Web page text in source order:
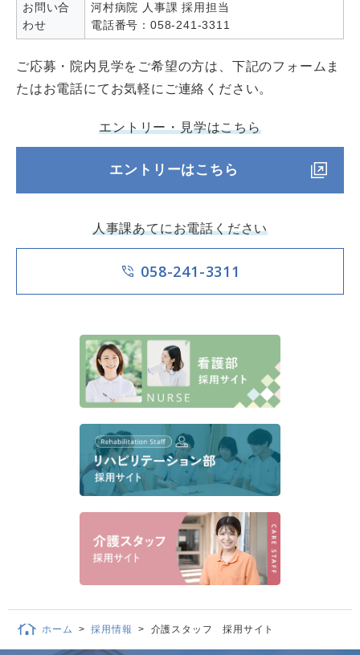
お問い合
わせ
河村病院 人事課 採用担当
電話番号：058-241-3311
ご応募・院内見学をご希望の方は、下記のフォームま
たはお電話にてお気軽にご連絡ください。
エントリー・見学はこちら
エントリーはこちら
人事課あてにお電話ください
058-241-3311
ホーム >採用情報 > 介護スタッフ 採用サイト